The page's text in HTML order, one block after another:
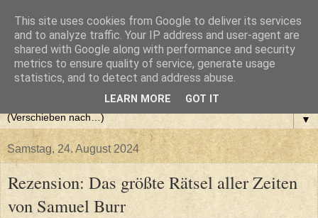
▼
Samstag, 24. August 2024
Rezension: Das größte Rätsel aller Zeiten
von Samuel Burr
This site uses cookies from Google to deliver its services
and to analyze traffic. Your IP address and user-agent are
shared with Google along with performance and security
metrics to ensure quality of service, generate usage
statistics, and to detect and address abuse.
LEARN MORE GOT IT